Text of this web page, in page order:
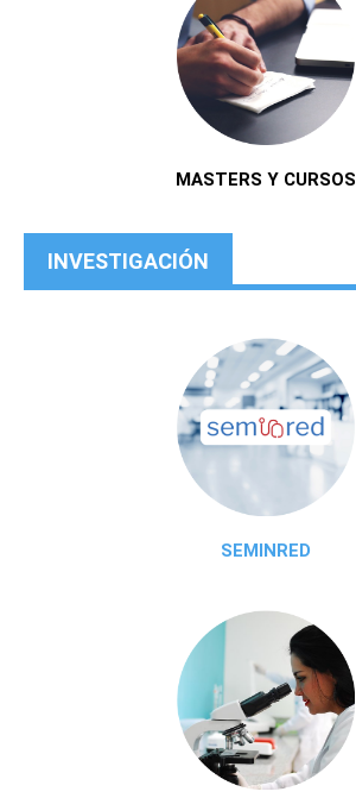
MASTERS Y CURSOS
INVESTIGACIÓN
SEMINRED